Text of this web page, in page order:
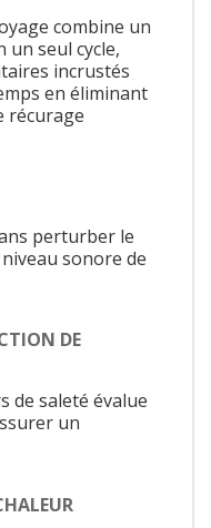
combine un
un seul cycle,
incrustés
en éliminant
récurage
perturber le
sonore de
DE
de saleté évalue
un